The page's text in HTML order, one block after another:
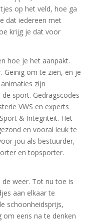
op het veld, hoe ga
dat iedereen met
krijg je dat voor
hoe je het aanpakt.
Geinig om te zien, en je
zijn
sport. Gedragscodes
VWS en experts
& Integriteit. Het
en vooral leuk te
jou als bestuurder,
en topsporter.
weer. Tot nu toe is
aan elkaar te
schoonheidsprijs,
om eens na te denken